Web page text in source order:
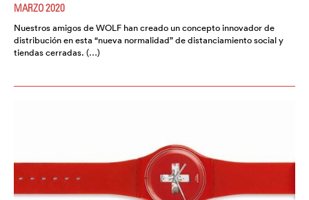
MARZO 2020
Nuestros amigos de WOLF han creado un concepto innovador de
distribución en esta “nueva normalidad” de distanciamiento social y
tiendas cerradas. (…)